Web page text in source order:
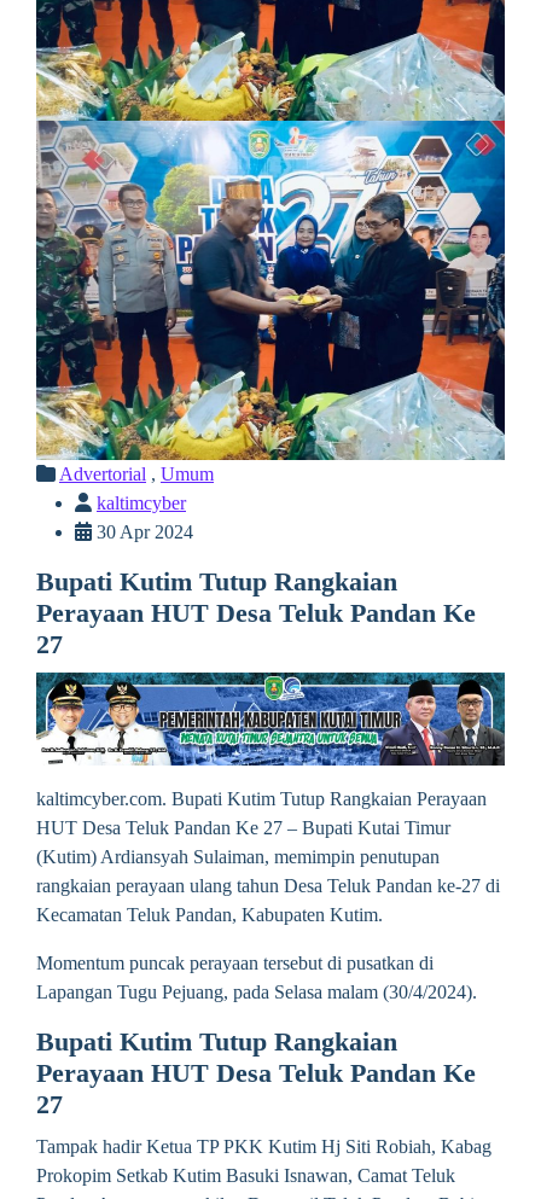
Advertorial , Umum
kaltimcyber
30 Apr 2024
Bupati Kutim Tutup Rangkaian
Perayaan HUT Desa Teluk Pandan Ke
27
kaltimcyber.com. Bupati Kutim Tutup Rangkaian Perayaan
HUT Desa Teluk Pandan Ke 27 – Bupati Kutai Timur
(Kutim) Ardiansyah Sulaiman, memimpin penutupan
rangkaian perayaan ulang tahun Desa Teluk Pandan ke-27 di
Kecamatan Teluk Pandan, Kabupaten Kutim.
Momentum puncak perayaan tersebut di pusatkan di
Lapangan Tugu Pejuang, pada Selasa malam (30/4/2024).
Bupati Kutim Tutup Rangkaian
Perayaan HUT Desa Teluk Pandan Ke
27
Tampak hadir Ketua TP PKK Kutim Hj Siti Robiah, Kabag
Prokopim Setkab Kutim Basuki Isnawan, Camat Teluk